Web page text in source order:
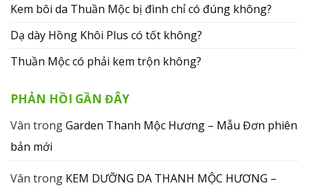
Kem bôi da Thuần Mộc bị đình chỉ có đúng không?
Dạ dày Hồng Khôi Plus có tốt không?
Thuần Mộc có phải kem trộn không?
PHẢN HỒI GẦN ĐÂY
Vân trongGarden Thanh Mộc Hương – Mẫu Đơn phiên
bản mới
Vân trong KEM DƯỠNG DA THANH MỘC HƯƠNG –